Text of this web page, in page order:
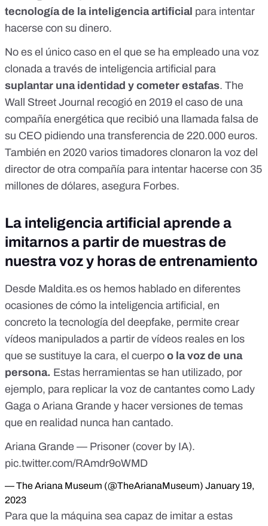
tecnología de la inteligencia artificial para intentar
hacerse con su dinero.
No es el único caso en el que se ha empleado una voz
clonada a través de inteligencia artificial para
suplantar una identidad y cometer estafas. The
Wall Street Journal recogió en 2019 el caso de una
compañía energética que recibió una llamada falsa de
su CEO pidiendo una transferencia de 220.000 euros.
También en 2020 varios timadores clonaron la voz del
director de otra compañía para intentar hacerse con 35
millones de dólares, asegura Forbes.
La inteligencia artificial aprende a
imitarnos a partir de muestras de
nuestra voz y horas de entrenamiento
Desde Maldita.es os hemos hablado en diferentes
ocasiones de cómo la inteligencia artificial, en
concreto la tecnología del deepfake, permite crear
vídeos manipulados a partir de vídeos reales en los
que se sustituye la cara, el cuerpo o la voz de una
persona. Estas herramientas se han utilizado, por
ejemplo, para replicar la voz de cantantes como Lady
Gaga o Ariana Grande y hacer versiones de temas
que en realidad nunca han cantado.
Ariana Grande — Prisoner (cover by IA).
pic.twitter.com/RAmdr9oWMD
— The Ariana Museum (@TheArianaMuseum) January 19,
2023
Para que la máquina sea capaz de imitar a estas